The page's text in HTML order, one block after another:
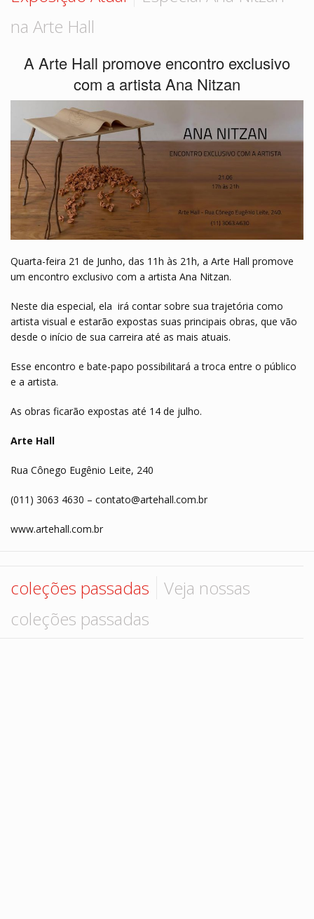
Contato
na Arte Hall
VISITE ARTE STORE
A Arte Hall promove encontro exclusivo
com a artista Ana Nitzan
Quarta-feira 21 de Junho, das 11h às 21h, a Arte Hall promove
um encontro exclusivo com a artista Ana Nitzan.
Neste dia especial, ela irá contar sobre sua trajetória como
artista visual e estarão expostas suas principais obras, que vão
desde o início de sua carreira até as mais atuais.
Esse encontro e bate-papo possibilitará a troca entre o público
e a artista.
As obras ficarão expostas até 14 de julho.
Arte Hall
Rua Cônego Eugênio Leite, 240
(011) 3063 4630 – contato@artehall.com.br
www.artehall.com.br
coleções passadas
Veja nossas
coleções passadas